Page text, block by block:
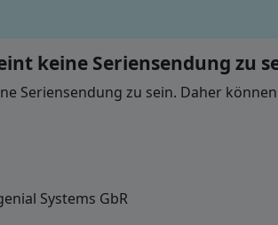
keine Seriensendung zu
Seriensendung zu sein. Daher
Systems GbR